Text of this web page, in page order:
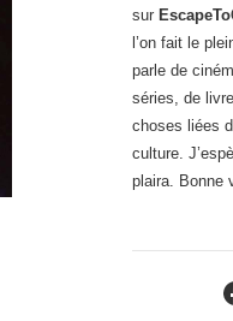
sur
l’on fait le
parle de
séries, de
choses liées
culture.
plaira. Bonne